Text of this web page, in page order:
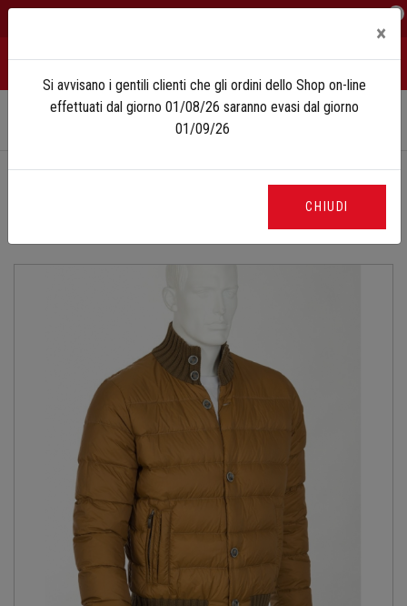
Home Shop Abbigliamento tempo libero
Capi Spalla
Piumino invernale modello bomber con bordi in maglia
×
Si avvisano i gentili clienti che gli ordini dello Shop on-line
effettuati dal giorno 01/08/26 saranno evasi dal giorno
01/09/26
CHIUDI